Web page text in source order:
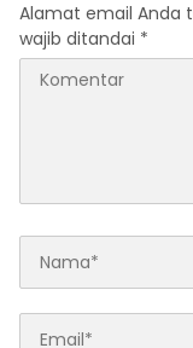
Alamat email Anda
wajib ditandai *